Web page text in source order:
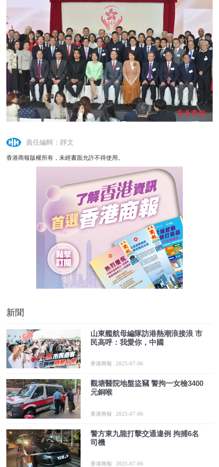
責任編輯：靜文
香港商報版權所有，未經書面允許不得使用。
新聞
山東艦航母編隊訪港熱潮浪接浪 市
民高呼：我愛你，中國
香港商報 2025-07-06
觀塘醫院地盤盜竊 警拘一女檢3400
元銅喉
香港商報 2025-07-06
警方東九龍打擊交通違例 拘捕6名
司機
香港商報 2025-07-06